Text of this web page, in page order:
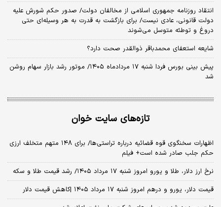
انتقاد روزنامه جمهوری اسلامی از مخالفان دولت/ صدور حکم شورش علیه
دولت قانونی، عادی نیست/ برای بازگشت به قدرت به هر وسیله‌ای حتی
دروغ و توطئه متوسل می‌شوند
شایعه استعفای محمدباقر ذوالقدر صحت دارد؟
پیش بینی بورس فردا شنبه ۱۷ مردادماه ۱۴۰۵/ موتور رشد بازار سهام روشن
شد
تازه‌های سایت خوان
اظهارات سخنگوی قوه قضائیه درباره تراستی‌ها/ برای ۱۴۸ متهم متخلف ارزی
حکم جلب صادر شده است+ فیلم
نرخ ارز دلار، طلا و یورو امروز شنبه ۱۷ مرداد ۱۴۰۵/ رشد قیمت طلا و سکه
قیمت دلار، یورو و درهم امروز شنبه ۱۷ مرداد ۱۴۰۵ |کاهش قیمت دلار